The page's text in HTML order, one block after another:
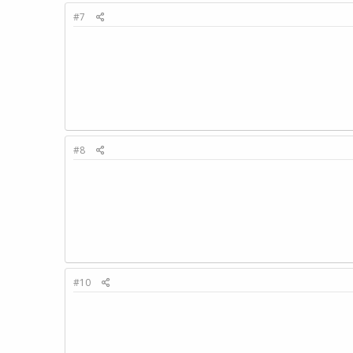
#7
#8
#10